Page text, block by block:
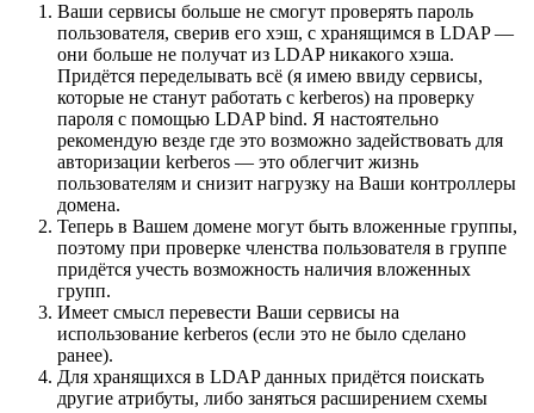
Ваши сервисы больше не смогут проверять пароль
пользователя, сверив его хэш, с хранящимся в LDAP —
они больше не получат из LDAP никакого хэша.
Придётся переделывать всё (я имею ввиду сервисы,
которые не станут работать с kerberos) на проверку
пароля с помощью LDAP bind. Я настоятельно
рекомендую везде где это возможно задействовать для
авторизации kerberos — это облегчит жизнь
пользователям и снизит нагрузку на Ваши контроллеры
домена.
Теперь в Вашем домене могут быть вложенные группы,
поэтому при проверке членства пользователя в группе
придётся учесть возможность наличия вложенных
групп.
Имеет смысл перевести Ваши сервисы на
использование kerberos (если это не было сделано
ранее).
Для хранящихся в LDAP данных придётся поискать
другие атрибуты, либо заняться расширением схемы